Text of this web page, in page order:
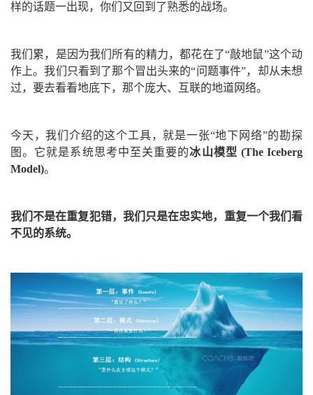
样的话题一出现，你们又回到了熟悉的战场。
我们累，是因为我们所有的精力，都花在了“敲地鼠”这个动
作上。我们只看到了那个冒出头来的“问题事件”，却从未想
过，要去看看地底下，那个庞大、互联的地道网络。
今天，我们介绍的这个工具，就是一张“地下网络”的勘探
图。它就是系统思考中至关重要的冰山模型 (The Iceberg
Model)。
我们不是在重复犯错，我们只是在忠实地，重复一个我们看
不见的系统。